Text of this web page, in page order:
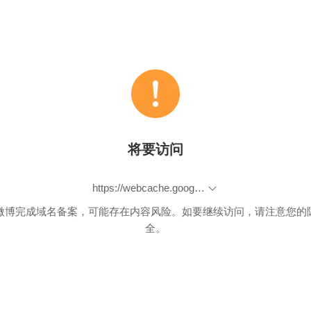
将要访问
https://webcache.googleusercontent.com/search?q=cache:GuLJzDrt6McJ:www.doubigjd.com/ss-jc7/
博完成域名备案，可能存在内容风险。如要继续访问，请注意您的
全。